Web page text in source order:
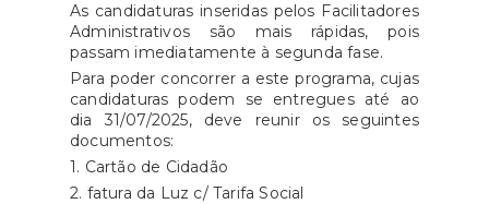
As candidaturas inseridas pelos Facilitadores
Administrativos são mais rápidas, pois
passam imediatamente à segunda fase.
Para poder concorrer a este programa, cujas
candidaturas podem se entregues até ao
dia 31/07/2025, deve reunir os seguintes
documentos:
1. Cartão de Cidadão
2. fatura da Luz c/ Tarifa Social